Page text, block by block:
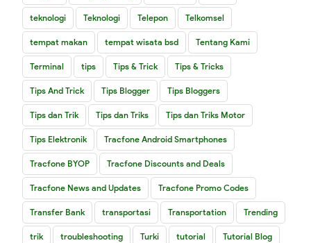
teknologi Teknologi Telepon Telkomsel
tempat makan tempat wisata bsd Tentang Kami
Terminal tips Tips & Trick Tips & Tricks
Tips And Trick Tips Blogger Tips Bloggers
Tips dan Trik Tips dan Triks Tips dan Triks Motor
Tips Elektronik Tracfone Android Smartphones
Tracfone BYOP Tracfone Discounts and Deals
Tracfone News and Updates Tracfone Promo Codes
Transfer Bank transportasi Transportation Trending
trik troubleshooting Turki tutorial Tutorial Blog